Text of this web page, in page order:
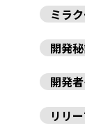
ミラ
開発
開発
リリ